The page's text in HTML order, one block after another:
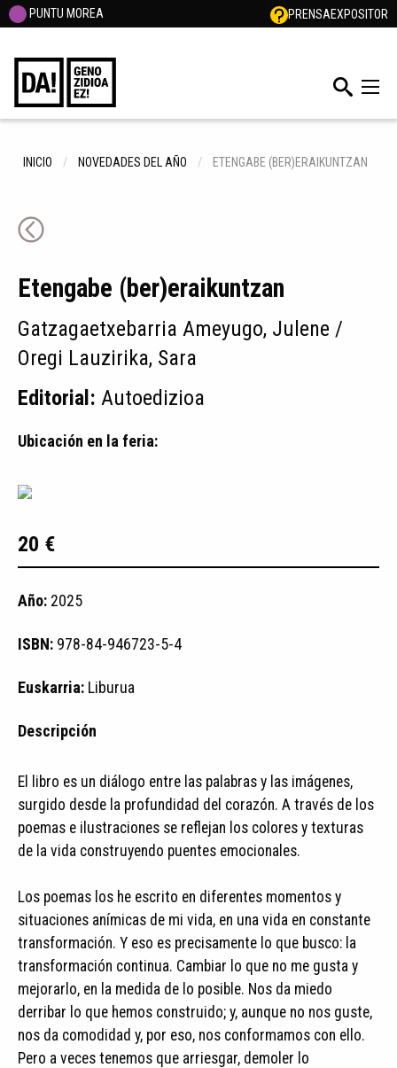
PUNTU MOREA PRENSAEXPOSITOR
INICIO NOVEDADES DEL AÑO ETENGABE (BER)ERAIKUNTZAN
Etengabe (ber)eraikuntzan
Gatzagaetxebarria Ameyugo, Julene /
Oregi Lauzirika, Sara
Editorial: Autoedizioa
Ubicación en la feria:
20 €
Año: 2025
ISBN: 978-84-946723-5-4
Euskarria: Liburua
Descripción
El libro es un diálogo entre las palabras y las imágenes,
surgido desde la profundidad del corazón. A través de los
poemas e ilustraciones se reflejan los colores y texturas
de la vida construyendo puentes emocionales.
Los poemas los he escrito en diferentes momentos y
situaciones anímicas de mi vida, en una vida en constante
transformación. Y eso es precisamente lo que busco: la
transformación continua. Cambiar lo que no me gusta y
mejorarlo, en la medida de lo posible. Nos da miedo
derribar lo que hemos construido; y, aunque no nos guste,
nos da comodidad y, por eso, nos conformamos con ello.
Pero a veces tenemos que arriesgar, demoler lo